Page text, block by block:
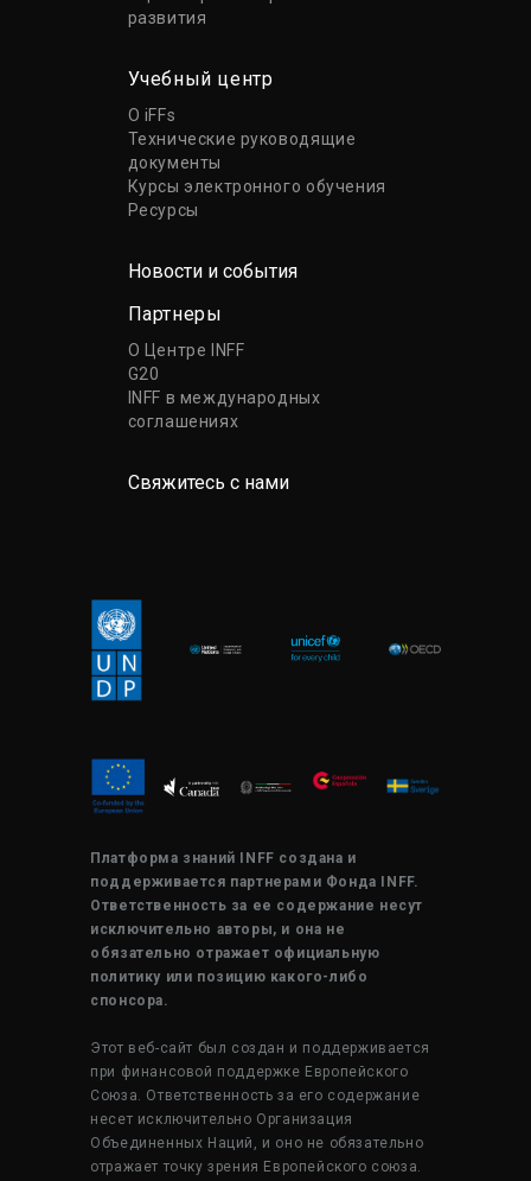
развития
Учебный центр
О iFFs
Технические руководящие
документы
Курсы электронного обучения
Ресурсы
Новости и события
Партнеры
О Центре INFF
G20
INFF в международных
соглашениях
Свяжитесь с нами
Платформа знаний INFF создана и
поддерживается партнерами Фонда INFF.
Ответственность за ее содержание несут
исключительно авторы, и она не
обязательно отражает официальную
политику или позицию какого-либо
спонсора.
Этот веб-сайт был создан и поддерживается
при финансовой поддержке Европейского
Союза. Ответственность за его содержание
несет исключительно Организация
Объединенных Наций, и оно не обязательно
отражает точку зрения Европейского союза.